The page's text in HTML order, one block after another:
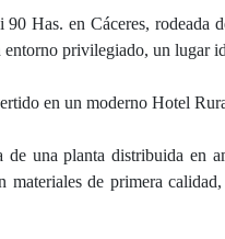
90 Has. en Cáceres,
privilegiado, un lugar
en un moderno Hotel
una planta distribuida en
materiales de primera